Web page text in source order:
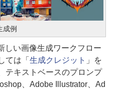
成例
い画像生成ワークフロー
ては「 生成クレジット 」を
テキストベースのプロンプ
、Adobe Illustrator、Ad